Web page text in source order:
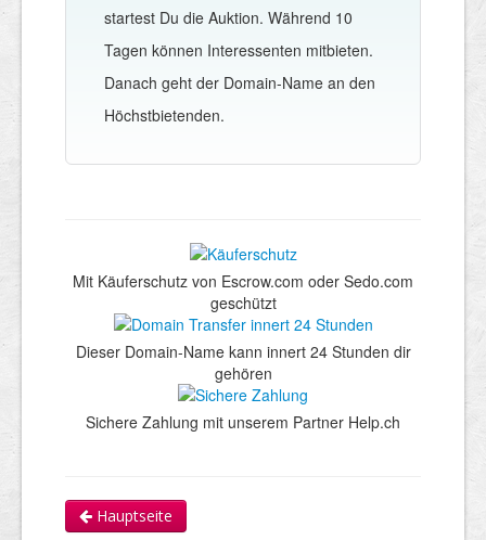
startest Du die Auktion. Während 10
Tagen können Interessenten mitbieten.
Danach geht der Domain-Name an den
Höchstbietenden.
Mit Käuferschutz von Escrow.com oder Sedo.com
geschützt
Dieser Domain-Name kann innert 24 Stunden dir
gehören
Sichere Zahlung mit unserem Partner Help.ch
Hauptseite